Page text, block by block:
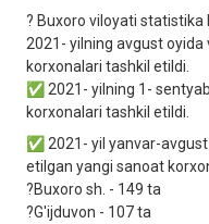
? Buxoro viloyati
2021- yilning avgust
korxonalari tashkil etildi.
✅ 2021- yilning 1-
korxonalari tashkil etildi.
✅ 2021- yil yanvar-
etilgan yangi sanoat
?Buxoro sh. - 149 ta
?G'ijduvon - 107 ta